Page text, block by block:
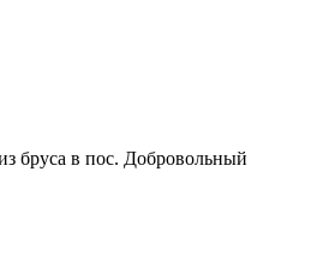
бруса в пос. Добровольный